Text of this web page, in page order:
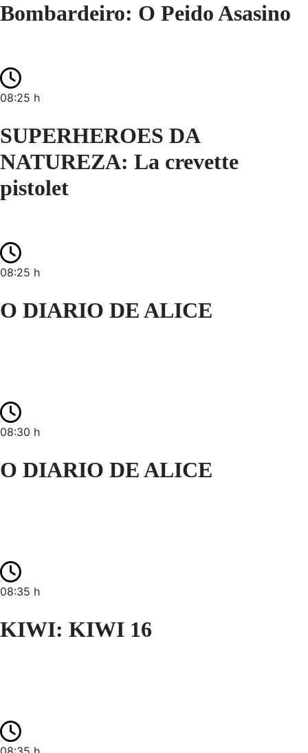
Bombardeiro: O Peido Asasino
08:25 h
SUPERHEROES DA
NATUREZA: La crevette
pistolet
08:25 h
O DIARIO DE ALICE
08:30 h
O DIARIO DE ALICE
08:35 h
KIWI: KIWI 16